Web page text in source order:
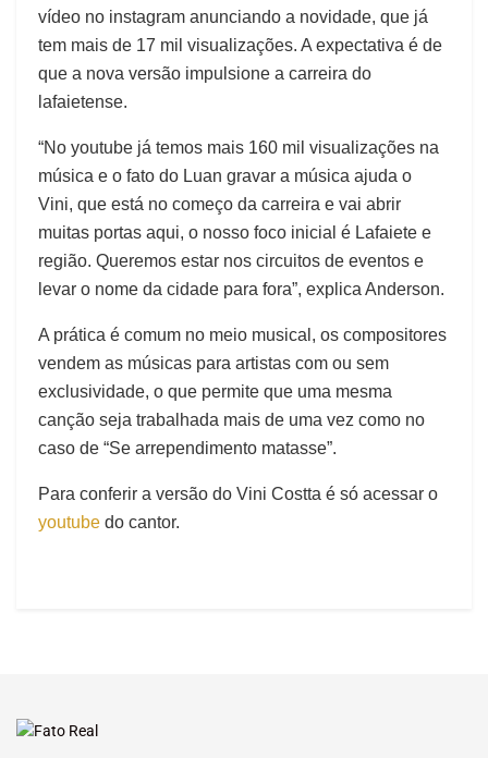
vídeo no instagram anunciando a novidade, que já
tem mais de 17 mil visualizações. A expectativa é de
que a nova versão impulsione a carreira do
lafaietense.
“No youtube já temos mais 160 mil visualizações na
música e o fato do Luan gravar a música ajuda o
Vini, que está no começo da carreira e vai abrir
muitas portas aqui, o nosso foco inicial é Lafaiete e
região. Queremos estar nos circuitos de eventos e
levar o nome da cidade para fora”, explica Anderson.
A prática é comum no meio musical, os compositores
vendem as músicas para artistas com ou sem
exclusividade, o que permite que uma mesma
canção seja trabalhada mais de uma vez como no
caso de “Se arrependimento matasse”.
Para conferir a versão do Vini Costta é só acessar o
youtube do cantor.